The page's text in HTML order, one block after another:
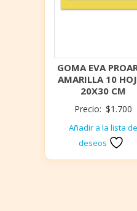
GOMA EVA
AMARILLA 10
20X30 CM
Precio: $1.700
Añadir a la lista de
deseos